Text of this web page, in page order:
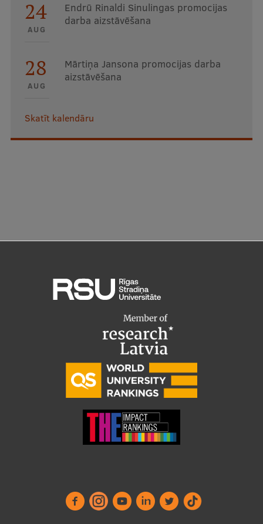
24
AUG
Endrū Rinaldi Sinulingas promocijas
darba aizstāvēšana
28
AUG
Mārtiņa Jansona promocijas darba
aizstāvēšana
Skatīt kalendāru